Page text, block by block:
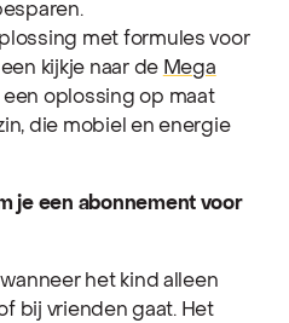
met formules voor
kijkje naar de Mega
een oplossing op maat
die mobiel en energie
je een abonnement voor
wanneer het kind alleen
bij vrienden gaat. Het